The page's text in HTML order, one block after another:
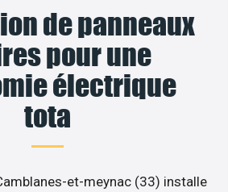
de panneaux
pour une
électrique
tota
et-meynac (33) installe